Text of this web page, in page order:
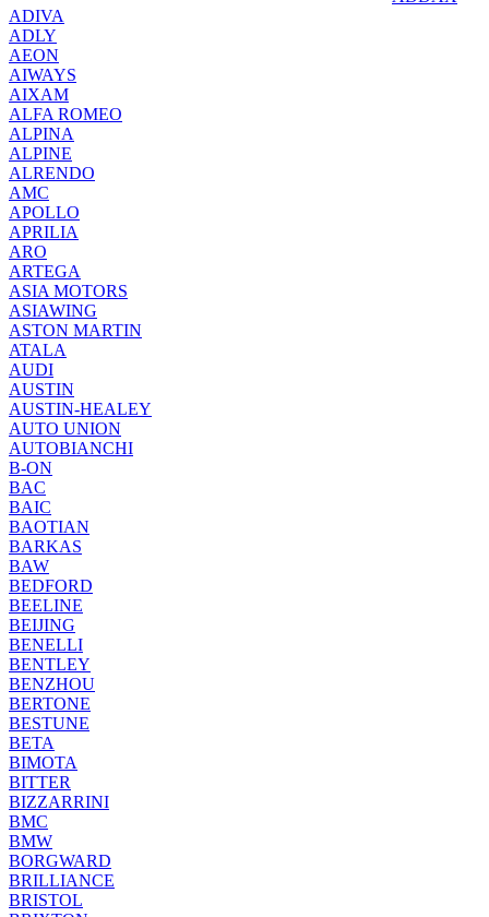
ADIVA
ADLY
AEON
AIWAYS
AIXAM
ALFA ROMEO
ALPINA
ALPINE
ALRENDO
AMC
APOLLO
APRILIA
ARO
ARTEGA
ASIA MOTORS
ASIAWING
ASTON MARTIN
ATALA
AUDI
AUSTIN
AUSTIN-HEALEY
AUTO UNION
AUTOBIANCHI
B-ON
BAC
BAIC
BAOTIAN
BARKAS
BAW
BEDFORD
BEELINE
BEIJING
BENELLI
BENTLEY
BENZHOU
BERTONE
BESTUNE
BETA
BIMOTA
BITTER
BIZZARRINI
BMC
BMW
BORGWARD
BRILLIANCE
BRISTOL